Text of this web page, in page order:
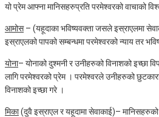
यो प्रेम आफ्ना मानिसहरुप्रति परमेश्‍वरको वाचाको
आमोस– (यहूदाका भविष्यवक्ता जसले इस्राएलमा
इस्राएलको पापको सम्बन्धमा परमेश्‍वरको न्याय तर
योना– योनाको दुश्मनी र उनीहरुको विनाशको इच्छा
लागि परमेश्‍वरको प्रेम । परमेश्‍वरले उनीहरुको
विनाशको इच्छा गरे ।
मिका(दुवै इस्राएल र यहूदामा सेवाकाई)–